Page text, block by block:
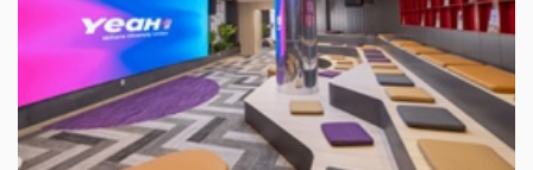
CHĂM
SÓC
SỨC